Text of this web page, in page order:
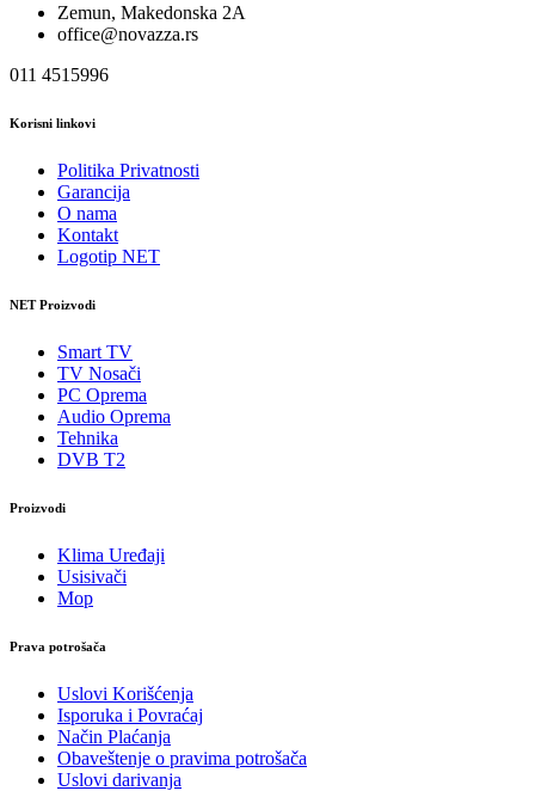
Zemun, Makedonska 2A
office@novazza.rs
011 4515996
Korisni linkovi
Politika Privatnosti
Garancija
O nama
Kontakt
Logotip NET
NET Proizvodi
Smart TV
TV Nosači
PC Oprema
Audio Oprema
Tehnika
DVB T2
Proizvodi
Klima Uređaji
Usisivači
Mop
Prava potrošača
Uslovi Korišćenja
Isporuka i Povraćaj
Način Plaćanja
Obaveštenje o pravima potrošača
Uslovi darivanja